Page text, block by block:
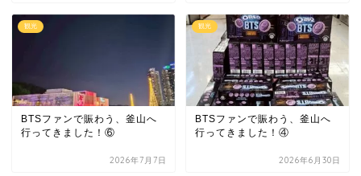
観光
BTSファンで賑わう、釜山へ
行ってきました！⑥
2026年7月7日
観光
BTSファンで賑わう、釜山へ
行ってきました！④
2026年6月30日